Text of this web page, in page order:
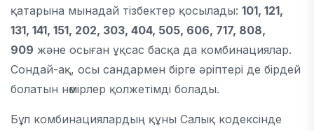
қатарына мынадай тізбектер қосылады: 101, 121,
131, 141, 151, 202, 303, 404, 505, 606, 717, 808,
909 және осыған ұқсас басқа да комбинациялар.
Сондай-ақ, осы сандармен бірге әріптері де бірдей
болатын нөмірлер қолжетімді болады.
Бұл комбинациялардың құны Салық кодексінде